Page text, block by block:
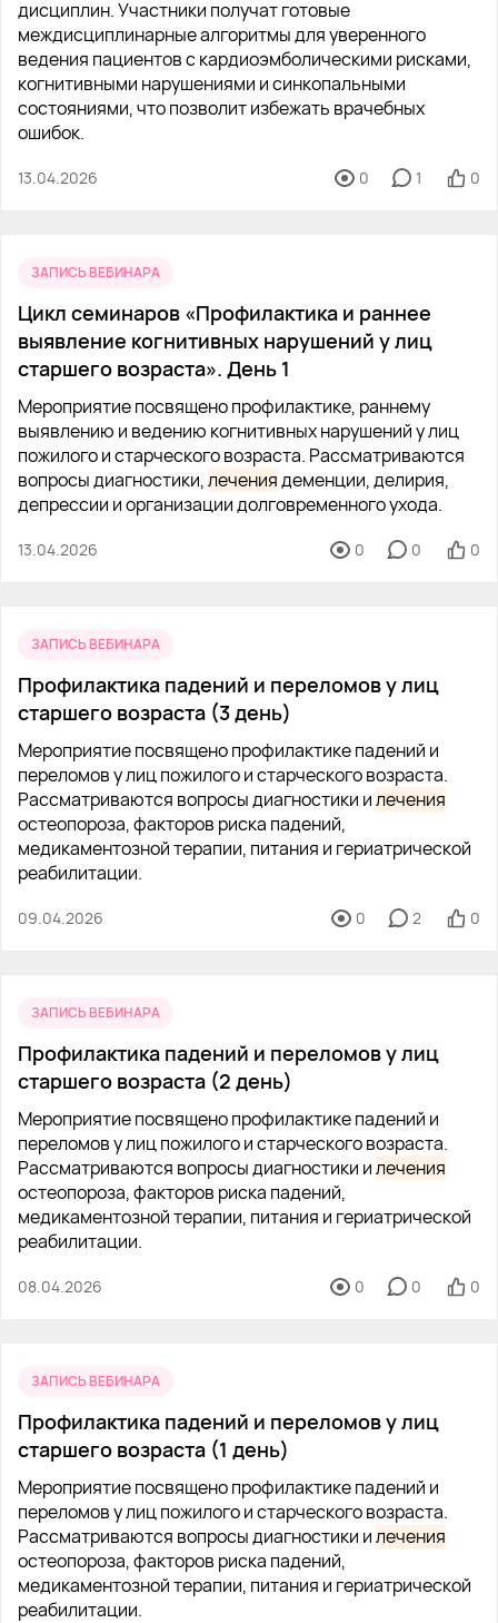
дисциплин. Участники получат готовые
междисциплинарные алгоритмы для уверенного
ведения пациентов с кардиоэмболическими рисками,
когнитивными нарушениями и синкопальными
состояниями, что позволит избежать врачебных
ошибок.
13.04.2026 0 1 0
ЗАПИСЬ ВЕБИНАРА
Цикл семинаров «Профилактика и раннее
выявление когнитивных нарушений у лиц
старшего возраста». День 1
Мероприятие посвящено профилактике, раннему
выявлению и ведению когнитивных нарушений у лиц
пожилого и старческого возраста. Рассматриваются
вопросы диагностики,лечениядеменции, делирия,
депрессии и организации долговременного ухода.
13.04.2026 0 0 0
ЗАПИСЬ ВЕБИНАРА
Профилактика падений и переломов у лиц
старшего возраста (3 день)
Мероприятие посвящено профилактике падений и
переломов у лиц пожилого и старческого возраста.
Рассматриваются вопросы диагностики илечения
остеопороза, факторов риска падений,
медикаментозной терапии, питания и гериатрической
реабилитации.
09.04.2026 0 2 0
ЗАПИСЬ ВЕБИНАРА
Профилактика падений и переломов у лиц
старшего возраста (2 день)
Мероприятие посвящено профилактике падений и
переломов у лиц пожилого и старческого возраста.
Рассматриваются вопросы диагностики илечения
остеопороза, факторов риска падений,
медикаментозной терапии, питания и гериатрической
реабилитации.
08.04.2026 0 0 0
ЗАПИСЬ ВЕБИНАРА
Профилактика падений и переломов у лиц
старшего возраста (1 день)
Мероприятие посвящено профилактике падений и
переломов у лиц пожилого и старческого возраста.
Рассматриваются вопросы диагностики илечения
остеопороза, факторов риска падений,
медикаментозной терапии, питания и гериатрической
реабилитации.